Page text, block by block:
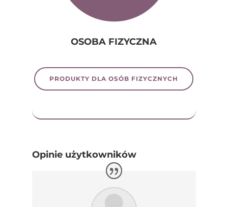
OSOBA FIZYCZNA
PRODUKTY DLA OSÓB FIZYCZNYCH
Opinie użytkowników